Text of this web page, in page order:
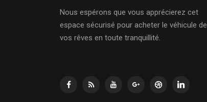
Nous espérons que vous apprécierez cet
espace sécurisé pour acheter le véhicule de
vos rêves en toute tranquillité.